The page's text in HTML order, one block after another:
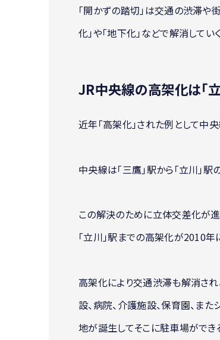
「開かずの踏切」は交通の渋滞や
化」や「地下化」などで解消してい
JR中央線の高架化は「
近年「高架化」された例として中央
中央線は「三鷹」駅から「立川」
この解決のために立体交差化が進
「立川」駅までの高架化が2010年
高架化により交通渋滞も解消さ
設、病院、介護施設、保育園、ま
地が誕生してそこに駐車場ができ